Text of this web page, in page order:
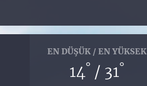
EN DÜŞÜK / EN YÜKSEK
14° / 31°